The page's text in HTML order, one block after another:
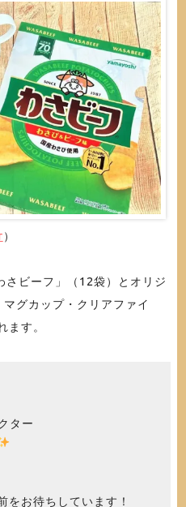
）
さビーフ」（12袋）とオリジ
グカップ・クリアファイ
ます。
ター
をお待ちしています！